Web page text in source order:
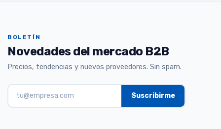
BOLETÍN
Novedades del mercado B2B
Precios, tendencias y nuevos proveedores. Sin spam.